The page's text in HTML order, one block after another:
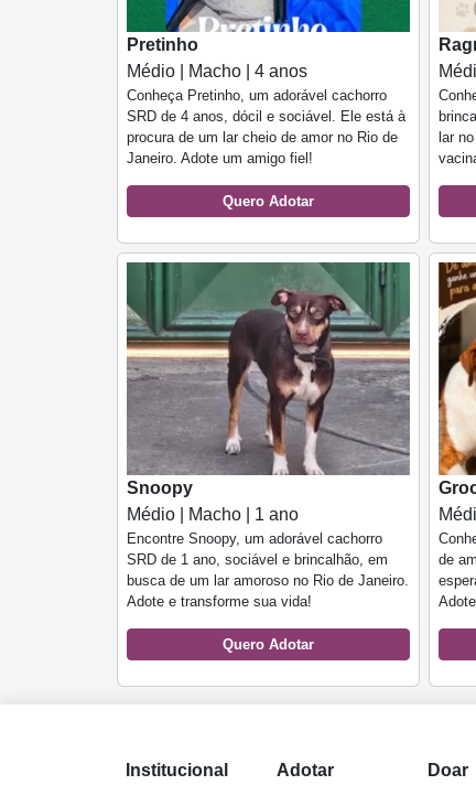
Pretinho
Médio | Macho | 4 anos
Conheça Pretinho, um adorável cachorro
SRD de 4 anos, dócil e sociável. Ele está à
procura de um lar cheio de amor no Rio de
Janeiro. Adote um amigo fiel!
Quero Adotar
lar
Snoopy
Médio | Macho | 1 ano
Encontre Snoopy, um adorável cachorro
SRD de 1 ano, sociável e brincalhão, em
busca de um lar amoroso no Rio de Janeiro.
Adote e transforme sua vida!
Quero Adotar
de
Institucional Adotar Doar